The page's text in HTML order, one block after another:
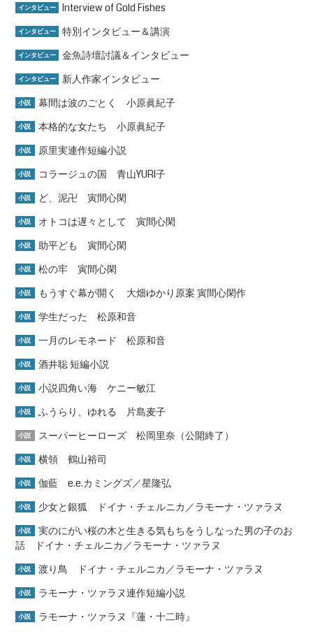
インタビュー Interview of Gold Fishes
インタビュー 特別インタビュー＆講演
インタビュー 金魚詩壇討議＆インタビュー
インタビュー 新人作家インタビュー
小説 幕間は波のごとく 小原眞紀子
小説 本格的な女たち 小原眞紀子
小説 原里実連作短編小説
小説 コラージュの国 青山YURI子
小説 ど、泥卍 寅間心閑
小説 オトコは遅々として 寅間心閑
小説 助平ども 寅間心閑
小説 松の牢 寅間心閑
小説 もうすぐ幕が開く 大畑ゆかり原案 寅間心閑作
小説 学生だった 松原和音
小説 一月のレモネード 松原和音
小説 酒井聡 短編小説
小説 小説四角い海 ケニー敏江
小説 ふうらり、ゆれる 片島麦子
小説 スーパーヒーローズ 松岡里奈（公開終了）
小説 横領 鶴山裕司
小説 伽藍 e.e.カミングズ／星隆弘
小説 少女と銀狐 ドイナ・チェルニカ／ラモーナ・ツァラヌ
小説
実のにがい桜の木と生きる気もちをうしなった男の子のお
話 ドイナ・チェルニカ／ラモーナ・ツァラヌ
小説 渡り鳥 ドイナ・チェルニカ／ラモーナ・ツァラヌ
小説 ラモーナ・ツァラヌ連作短編小説
小説 ラモーナ・ツァラヌ『蓮・十二時』